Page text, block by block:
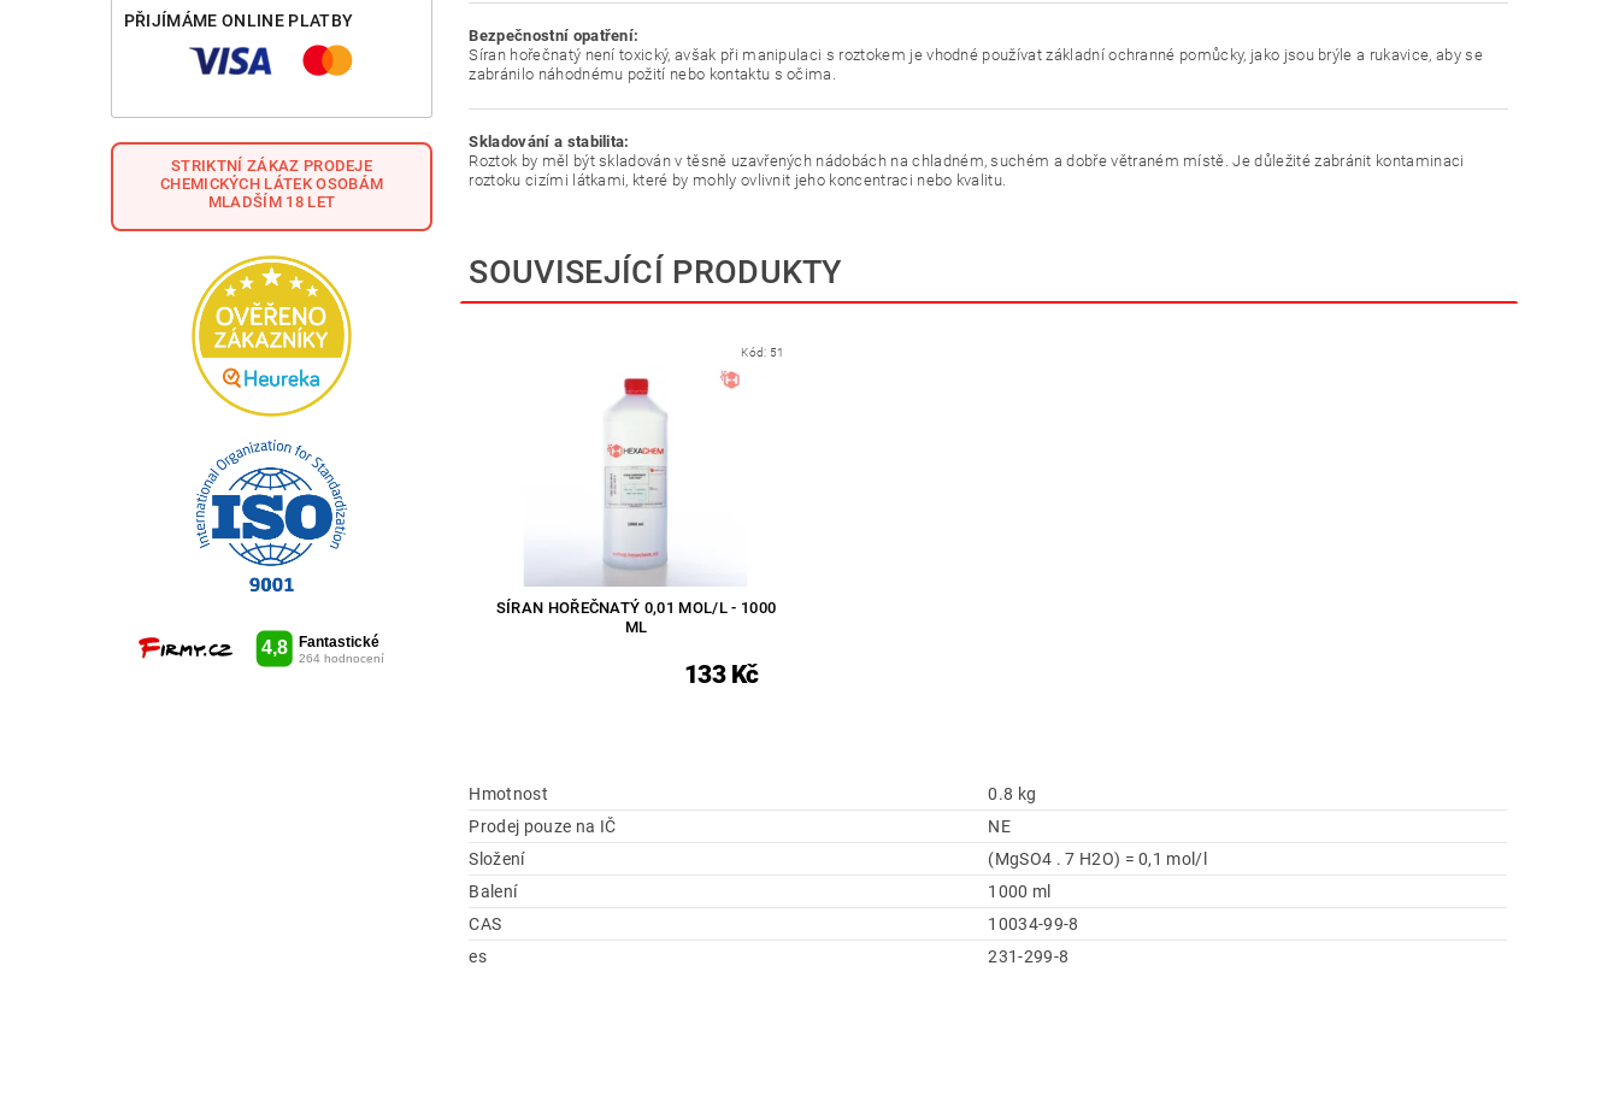
PŘIJÍMÁME ONLINE PLATBY
STRIKTNÍ ZÁKAZ PRODEJE
CHEMICKÝCH LÁTEK OSOBÁM
MLADŠÍM 18 LET
Bezpečnostní opatření:
Síran hořečnatý není toxický, avšak při manipulaci s roztokem je vhodné používat základní ochranné pomůcky, jako jsou brýle a rukavice, aby se
zabránilo náhodnému požití nebo kontaktu s očima.
Skladování a stabilita:
Roztok by měl být skladován v těsně uzavřených nádobách na chladném, suchém a dobře větraném místě. Je důležité zabránit kontaminaci
roztoku cizími látkami, které by mohly ovlivnit jeho koncentraci nebo kvalitu.
SOUVISEJÍCÍ PRODUKTY
Kód: 51
SÍRAN HOŘEČNATÝ 0,01 MOL/L - 1000
ML
133 Kč
Hmotnost
0.8 kg
Prodej pouze na IČ
NE
Složení
(MgSO4 . 7 H2O) = 0,1 mol/l
Balení
1000 ml
CAS
10034-99-8
es
231-299-8